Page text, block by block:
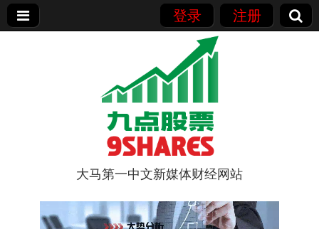
登录 注册
9点股票
大马第一中文新媒体财经网站